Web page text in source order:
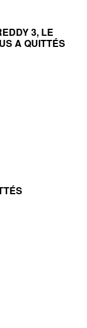
3, LE
A QUITTÉS